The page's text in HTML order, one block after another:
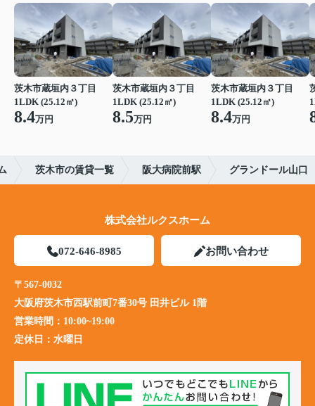
茨木市蔵垣内３丁目
1LDK (25.12㎡)
8.4万円
茨木市蔵垣内３丁目
1LDK (25.12㎡)
8.5万円
茨木市蔵垣内３丁目
1LDK (25.12㎡)
8.4万円
茨木市の賃貸一覧 阪大病院前駅 グランドール山口
株式会社ルクスホーム
072-646-8985 お問い合わせ
〒567-0032
大阪府茨木市西駅前町7番30号 田井ビル 1階
営業時間： 10:00~19:00
定休日： 水曜日